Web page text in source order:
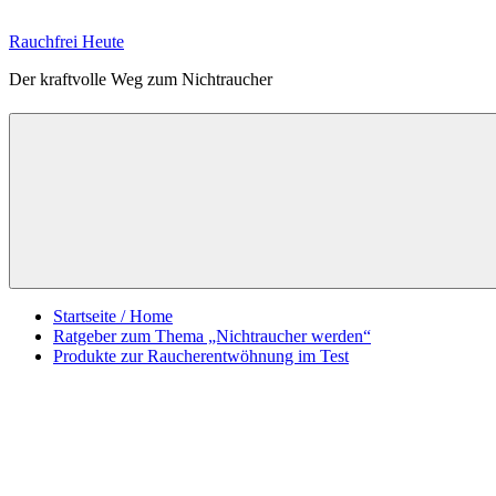
Inhalt
Rauchfrei Heute
Der kraftvolle Weg zum Nichtraucher
Startseite / Home
Ratgeber zum Thema „Nichtraucher werden“
Produkte zur Raucherentwöhnung im Test